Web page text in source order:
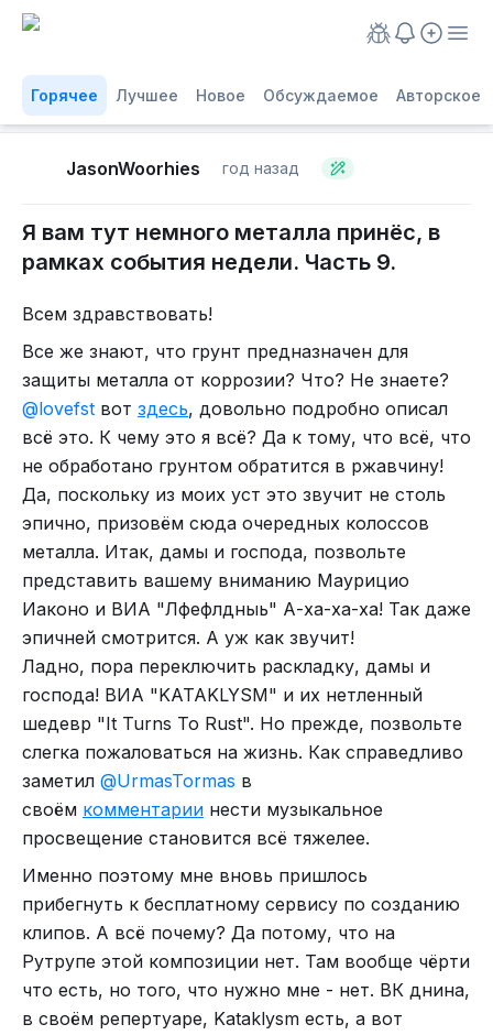
Горячее Лучшее Новое Обсуждаемое Авторское
JasonWoorhies год назад
Я вам тут немного металла принёс, в
рамках события недели. Часть 9.
Всем здравствовать!
Все же знают, что грунт предназначен для
защиты металла от коррозии? Что? Не знаете?
@lovefst вот здесь, довольно подробно описал
всё это. К чему это я всё? Да к тому, что всё, что
не обработано грунтом обратится в ржавчину!
Да, поскольку из моих уст это звучит не столь
эпично, призовём сюда очередных колоссов
металла. Итак, дамы и господа, позвольте
представить вашему вниманию Маурицио
Иаконо и ВИА "Лфефлдныь" А-ха-ха-ха! Так даже
эпичней смотрится. А уж как звучит!
Ладно, пора переключить раскладку, дамы и
господа! ВИА "KATAKLYSM" и их нетленный
шедевр "It Turns To Rust". Но прежде, позвольте
слегка пожаловаться на жизнь. Как справедливо
заметил @UrmasTormas в
своём комментарии нести музыкальное
просвещение становится всё тяжелее.
Именно поэтому мне вновь пришлось
прибегнуть к бесплатному сервису по созданию
клипов. А всё почему? Да потому, что на
Рутрупе этой композиции нет. Там вообще чёрти
что есть, но того, что нужно мне - нет. ВК днина,
в своём репертуаре, Kataklysm есть, а вот